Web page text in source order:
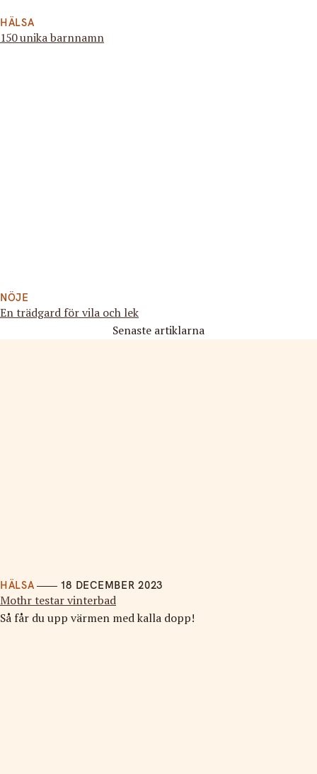
HÄLSA
150 unika barnnamn
NÖJE
En trädgard för vila och lek
Senaste artiklarna
HÄLSA 18 DECEMBER 2023
Mothr testar vinterbad
Så får du upp värmen med kalla dopp!